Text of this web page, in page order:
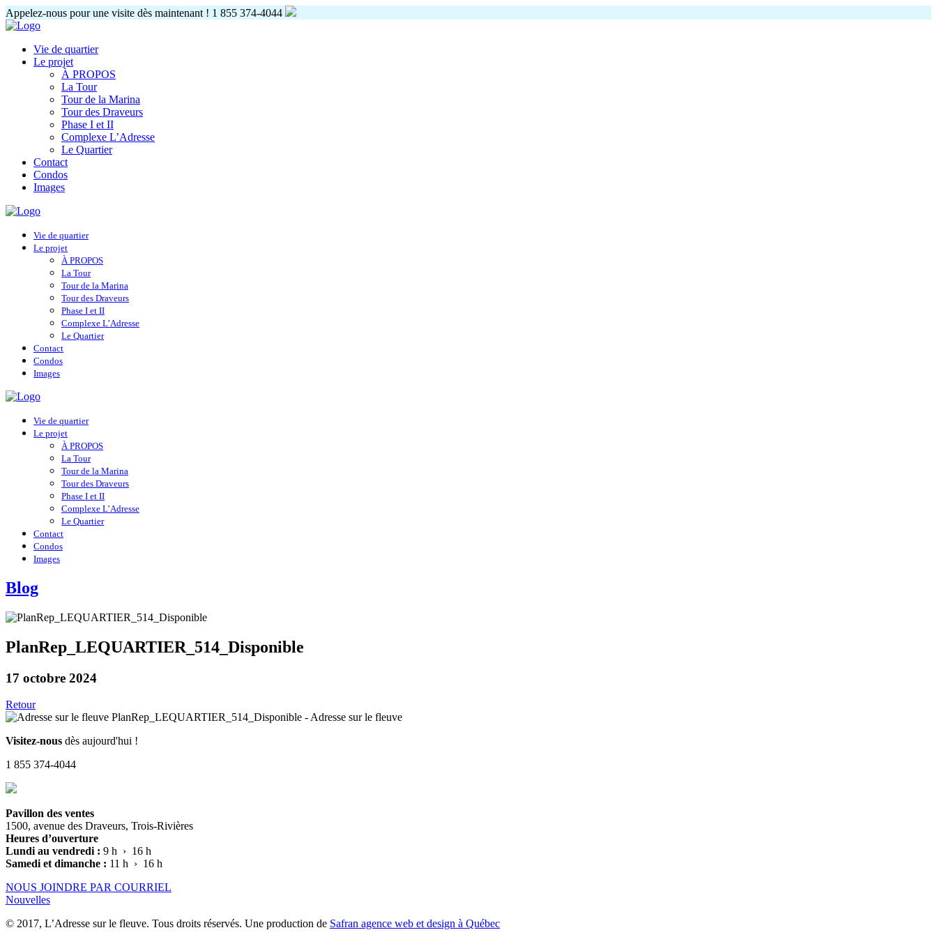
Appelez-nous pour une visite dès maintenant ! 1 855 374-4044
Vie de quartier
Le projet
À PROPOS
La Tour
Tour de la Marina
Tour des Draveurs
Phase I et II
Complexe L’Adresse
Le Quartier
Contact
Condos
Images
Vie de quartier
Le projet
À PROPOS
La Tour
Tour de la Marina
Tour des Draveurs
Phase I et II
Complexe L’Adresse
Le Quartier
Contact
Condos
Images
Vie de quartier
Le projet
À PROPOS
La Tour
Tour de la Marina
Tour des Draveurs
Phase I et II
Complexe L’Adresse
Le Quartier
Contact
Condos
Images
Blog
PlanRep_LEQUARTIER_514_Disponible
17 octobre 2024
Retour
Visitez-nous dès aujourd'hui !
1 855 374-4044
Pavillon des ventes
1500, avenue des Draveurs, Trois-Rivières
Heures d’ouverture
Lundi au vendredi : 9 h › 16 h
Samedi et dimanche : 11 h › 16 h
NOUS JOINDRE PAR COURRIEL
Nouvelles
© 2017, L’Adresse sur le fleuve. Tous droits réservés. Une production de Safran agence web et design à Québec